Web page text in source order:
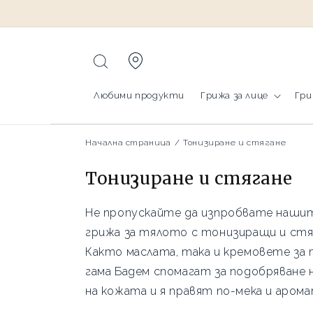
Любими продукти Грижа за лице
Начална страница / Тонизиране и стягане
К
л
е
к
ц
Тонизиране и стягане
Не пропускайте да изпробвате
грижа за тялото с тонизиращи и
Както маслата, така и кремовете
гама Бадем спомагат за
на кожата и я правят по-мека и